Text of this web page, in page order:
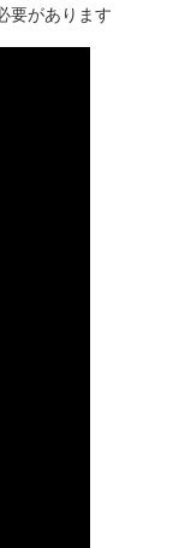
要があります